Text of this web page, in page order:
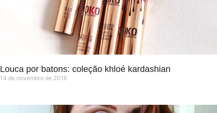
Louca por batons: coleção khloé kardashian
14 de novembro de 2016